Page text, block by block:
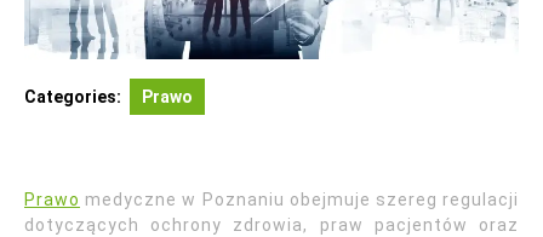
Categories: Prawo
Prawo medyczne w Poznaniu obejmuje szereg regulacji
dotyczących ochrony zdrowia, praw pacjentów oraz